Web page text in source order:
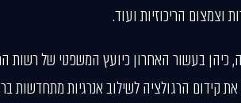
כיהן בעשור האחרון כיועץ המשפטי של
קידום הרגולציה לשילוב אנרגיות